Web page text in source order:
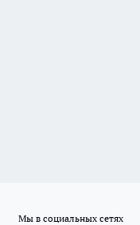
Мы в социальных сетях